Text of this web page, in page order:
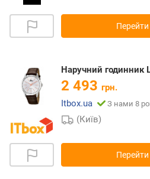
Наручний годинник
2 493 грн.
Itbox.ua
З нами 8
(Київ)